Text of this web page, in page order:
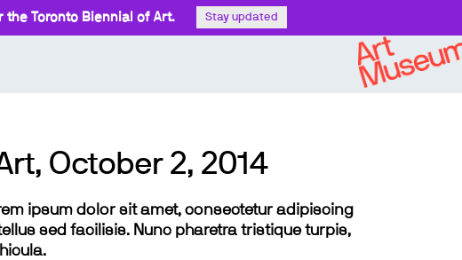
the Toronto Biennial of Art. Stay updated
October 2, 2014
ipsum dolor sit amet, consectetur adipiscing
sed facilisis. Nunc pharetra tristique turpis,